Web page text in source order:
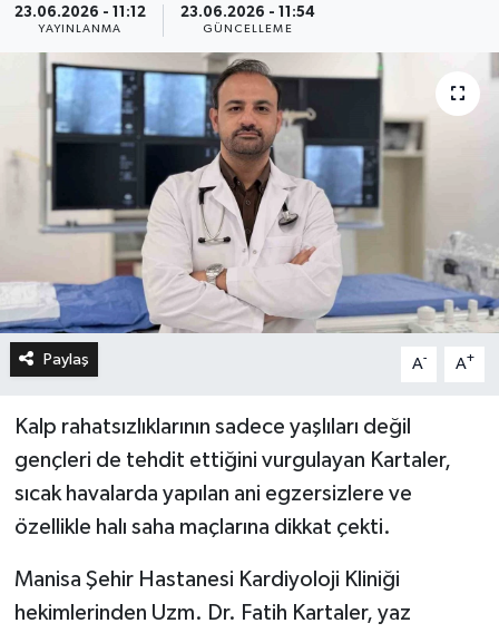
23.06.2026 - 11:12
YAYINLANMA
23.06.2026 - 11:54
GÜNCELLEME
Paylaş A- A+
Kalp rahatsızlıklarının sadece yaşlıları değil
gençleri de tehdit ettiğini vurgulayan Kartaler,
sıcak havalarda yapılan ani egzersizlere ve
özellikle halı saha maçlarına dikkat çekti.
Manisa Şehir Hastanesi Kardiyoloji Kliniği
hekimlerinden Uzm. Dr. Fatih Kartaler, yaz